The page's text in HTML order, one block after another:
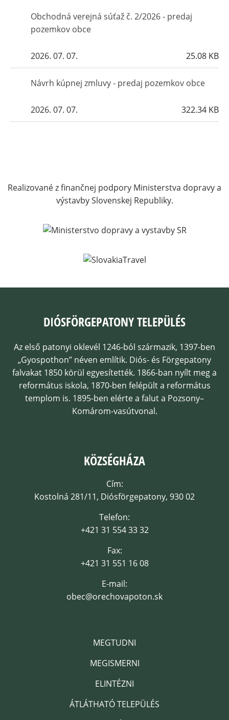
Obchodná verejná súťaž č. 2/2026 - predaj
pozemkov obce
25.08 KB
2026. 07. 07.
Návrh kúpnej zmluvy - predaj pozemkov obce
322.34 KB
2026. 07. 07.
Realizované z finančnej podpory Ministerstva dopravy a
výstavby Slovenskej Republiky.
DIÓSFÖRGEPATONY TELEPÜLÉS
Az első patonyi oklevél 1246-ból származik, 1397-ben
„Gyospothon” néven említik. Diós- és Förgepatony
falvakat 1850 körül egyesítették. 1866-ban nyílt meg a
református iskola, 1870-ben felépült a református
templom is. 1895-ben elérte a falut a Pozsony–
Komárom-vasútvonal.
MEGTUDNI
MEGISMERNI
ELINTÉZNI
ÁTLÁTHATÓ TELEPÜLÉS
KÖZSÉGHÁZA
Cím:
Kostolná 281/11, Diósförgepatony, 930 02
Telefon:
+421 31 554 33 32
Fax:
+421 31 551 16 08
E-mail:
obec@orechovapoton.sk